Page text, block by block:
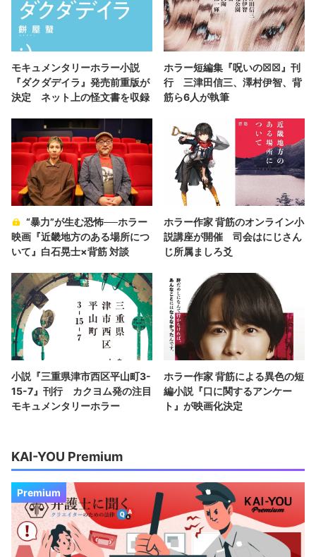
モキュメンタリーホラー小説
『ダクダデイラ』発売前重版が
決定 ネット上の怪文書を収録
ホラー短編集『呪いの☒☒』刊
行 三津田信三、澤村伊智、背
筋ら6人が執筆
“暴力”が生む恐怖──ホラー
映画『近畿地方のある場所につ
いて』白石晃士×背筋 対談
ホラー作家 背筋のオンライン小
説講座が開催 司会はにじさん
じ所属ましろ爻
小説『三重県津市西区平山町3-
15-7』刊行 カクヨム発の注目
モキュメンタリーホラー
ホラー作家 背筋による異色の短
編小説『口に関するアンケー
ト』が映画化決定
KAI-YOU Premium
Premium